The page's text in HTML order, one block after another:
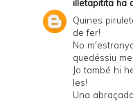
illetapitita ha
Quines
de fer!
No
quedéssiu
Jo també hi
les!
Una